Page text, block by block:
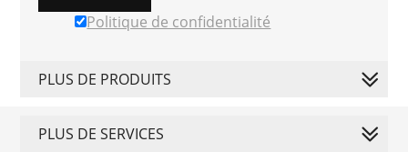
Politique de confidentialité
PLUS DE PRODUITS
PLUS DE SERVICES